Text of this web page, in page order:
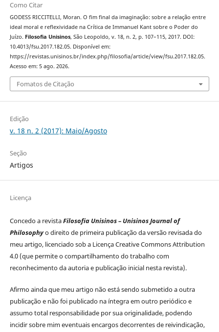
Como Citar
GODESS RICCITELLI, Moran. O fim final da imaginação: sobre a relação entre
ideal moral e reflexividade na Crítica de Immanuel Kant sobre o Poder do
Juízo. Filosofia Unisinos, São Leopoldo, v. 18, n. 2, p. 107–115, 2017. DOI:
10.4013/fsu.2017.182.05. Disponível em:
https://revistas.unisinos.br/index.php/filosofia/article/view/fsu.2017.182.05.
Acesso em: 5 ago. 2026.
Fomatos de Citação
Edição
v. 18 n. 2 (2017): Maio/Agosto
Seção
Artigos
Licença
Concedo a revistaFilosofia Unisinos – Unisinos Journal of
Philosophyo direito de primeira publicação da versão revisada do
meu artigo, licenciado sob a Licença Creative Commons Attribution
4.0 (que permite o compartilhamento do trabalho com
reconhecimento da autoria e publicação inicial nesta revista).
Afirmo ainda que meu artigo não está sendo submetido a outra
publicação e não foi publicado na íntegra em outro periódico e
assumo total responsabilidade por sua originalidade, podendo
incidir sobre mim eventuais encargos decorrentes de reivindicação,